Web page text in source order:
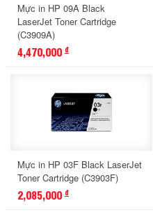
Mực in HP 09A Black
LaserJet Toner Cartridge
(C3909A)
4,470,000 đ
Mực in HP 03F Black LaserJet
Toner Cartridge (C3903F)
2,085,000 đ